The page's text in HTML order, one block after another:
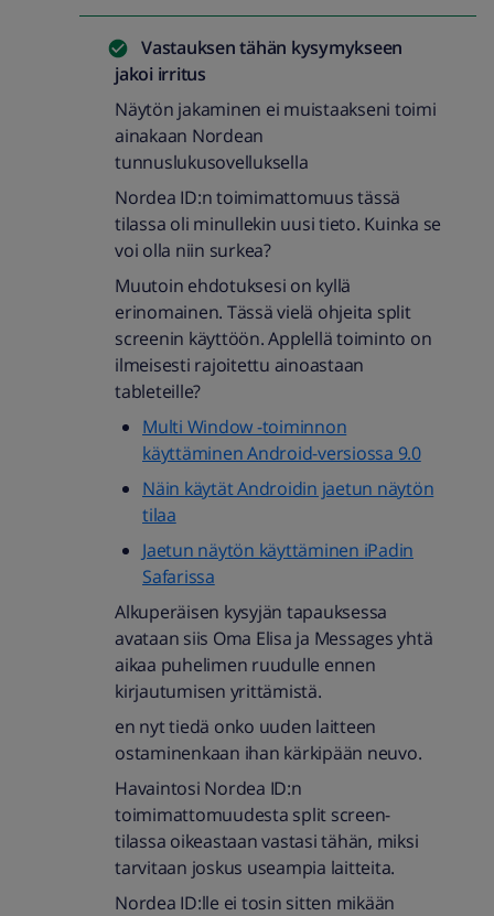
Vastauksen tähän kysymykseen
jakoi irritus
Näytön jakaminen ei muistaakseni toimi
ainakaan Nordean
tunnuslukusovelluksella
Nordea ID:n toimimattomuus tässä
tilassa oli minullekin uusi tieto. Kuinka se
voi olla niin surkea?
Muutoin ehdotuksesi on kyllä
erinomainen. Tässä vielä ohjeita split
screenin käyttöön. Applellä toiminto on
ilmeisesti rajoitettu ainoastaan
tableteille?
Multi Window -toiminnon
käyttäminen Android-versiossa 9.0
Näin käytät Androidin jaetun näytön
tilaa
Jaetun näytön käyttäminen iPadin
Safarissa
Alkuperäisen kysyjän tapauksessa
avataan siis Oma Elisa ja Messages yhtä
aikaa puhelimen ruudulle ennen
kirjautumisen yrittämistä.
en nyt tiedä onko uuden laitteen
ostaminenkaan ihan kärkipään neuvo.
Havaintosi Nordea ID:n
toimimattomuudesta split screen-
tilassa oikeastaan vastasi tähän, miksi
tarvitaan joskus useampia laitteita.
Nordea ID:lle ei tosin sitten mikään